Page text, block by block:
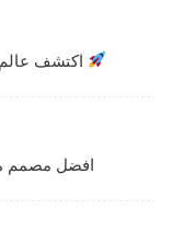
اكتشف عالم
افضل مصمم